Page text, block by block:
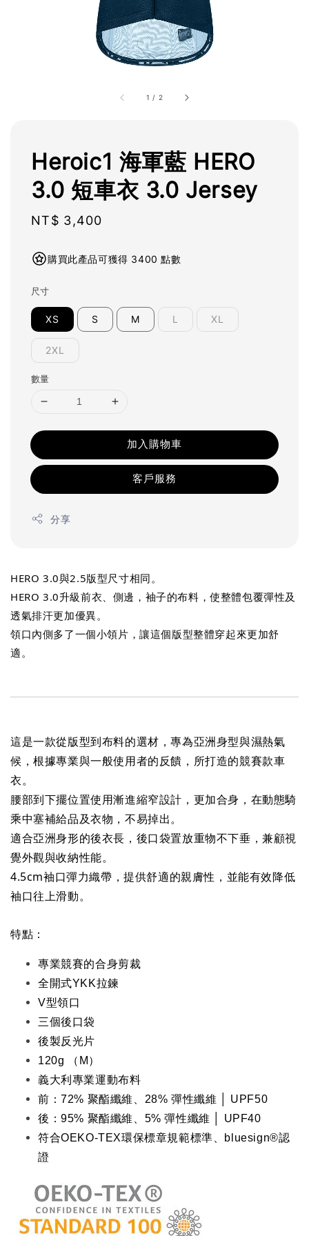
1 / 2
Heroic1 海軍藍 HERO
3.0 短車衣 3.0 Jersey
Regular
NT$ 3,400
購買此產品可獲得 3400 點數
尺寸
XS S M L XL
2XL
數量
加入購物車
客戶服務
分享
HERO 3.0與2.5版型尺寸相同。
HERO 3.0升級前衣、側邊，袖子的布料，使整體包覆彈性及
透氣排汗更加優異。
領口內側多了一個小領片，讓這個版型整體穿起來更加舒
適。
這是一款從版型到布料的選材，專為亞洲身型與濕熱氣
候，根據專業與一般使用者的反饋，所打造的競賽款車
衣。
腰部到下擺位置使用漸進縮窄設計，更加合身，在動態騎
乘中塞補給品及衣物，不易掉出。
適合亞洲身形的後衣長，後口袋置放重物不下垂，兼顧視
覺外觀與收納性能。
4.5cm袖口彈力織帶，提供舒適的親膚性，並能有效降低
袖口往上滑動。
特點：
專業競賽的合身剪裁
全開式YKK拉鍊
V型領口
三個後口袋
後製反光片
120g （M）
義大利專業運動布料
前：72% 聚酯纖維、28% 彈性纖維
│ UPF50
後：95% 聚酯纖維、5% 彈性纖維 │ UPF40
符合OEKO-TEX環保標章規範標準、bluesign®認
證